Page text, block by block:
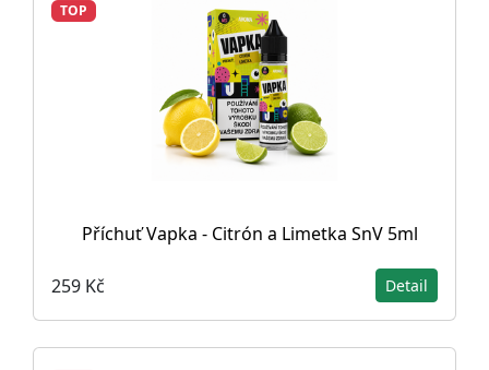
TOP
Příchuť Vapka - Citrón a Limetka SnV 5ml
259 Kč Detail